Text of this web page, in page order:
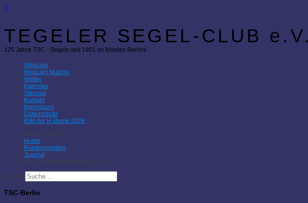
×
TEGELER SEGEL-CLUB e.V.
125 Jahre TSC - Segeln seit 1901 im Norden Berlins
Webcam
Webcam Malche
Wetter
Kalender
Sitemap
Kontakt
Impressum
Datenschutz
IDM der H-Boote 2026
Aktuelle Seite:
Home
Rundschreiben
Jugend
29er-Sicherheitstraining 2010
Suchen
TSC-Berlin